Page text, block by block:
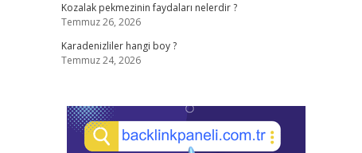
Kozalak pekmezinin faydaları nelerdir ?
Temmuz 26, 2026
Karadenizliler hangi boy ?
Temmuz 24, 2026